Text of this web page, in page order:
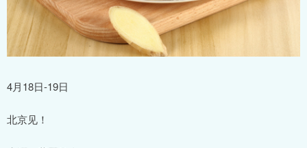
4月18日-19日
北京见！